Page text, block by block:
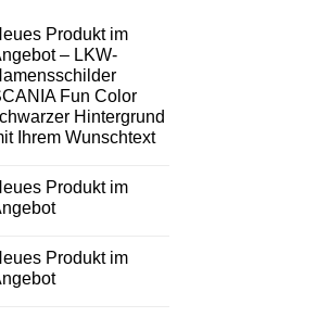
Produkt im
– LKW-
Fun Color
Hintergrund
Ihrem Wunschtext
Produkt im
Produkt im